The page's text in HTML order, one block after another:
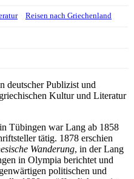
Reisen nach Griechenland
deutscher Publizist und
Kultur und Literatur
Tübingen war Lang ab 1858
tätig. 1878 erschien
Wanderung, in der Lang
in Olympia berichtet und
politischen und